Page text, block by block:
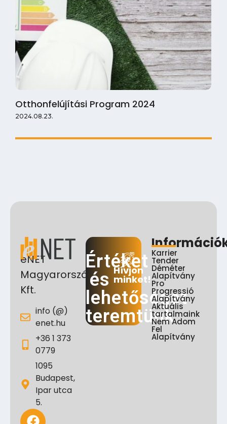
Otthonfelújítási Program 2024
2024.08.23.
eNET
Magyarország
Kft.
info (@)
enet.hu
+36 1 373
0779
1095
Budapest,
Ipar utca
5.
Értéket
és
lehetőséget
teremtünk
Hívjon
minket!
Karrier
Tender
Déméter
Alapítvány
Pro
Progressió
Alapítvány
Aktuális
tartalmaink
Nem Adom
Fel
Alapítvány